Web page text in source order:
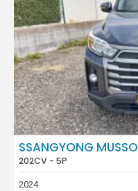
SSANGYONG MUSSO
202CV - 5P
2024